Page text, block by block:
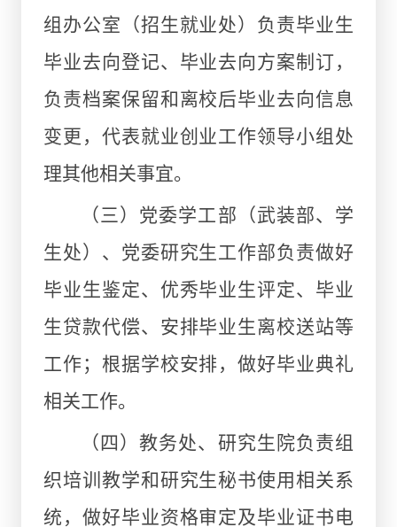
组办公室（招生就业处）负责毕业生
毕业去向登记、毕业去向方案制订，
负责档案保留和离校后毕业去向信息
变更，代表就业创业工作领导小组处
理其他相关事宜。
（三）党委学工部（武装部、学
生处）、党委研究生工作部负责做好
毕业生鉴定、优秀毕业生评定、毕业
生贷款代偿、安排毕业生离校送站等
工作；根据学校安排，做好毕业典礼
相关工作。
（四）教务处、研究生院负责组
织培训教学和研究生秘书使用相关系
统，做好毕业资格审定及毕业证书电